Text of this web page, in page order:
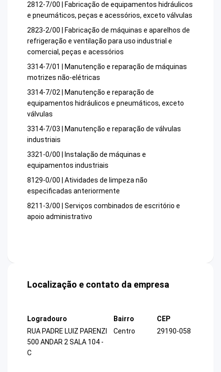
2812-7/00 | Fabricação de equipamentos hidráulicos
e pneumáticos, peças e acessórios, exceto válvulas
2823-2/00 | Fabricação de máquinas e aparelhos de
refrigeração e ventilação para uso industrial e
comercial, peças e acessórios
3314-7/01 | Manutenção e reparação de máquinas
motrizes não-elétricas
3314-7/02 | Manutenção e reparação de
equipamentos hidráulicos e pneumáticos, exceto
válvulas
3314-7/03 | Manutenção e reparação de válvulas
industriais
3321-0/00 | Instalação de máquinas e
equipamentos industriais
8129-0/00 | Atividades de limpeza não
especificadas anteriormente
8211-3/00 | Serviços combinados de escritório e
apoio administrativo
Localização e contato da empresa
Logradouro
RUA PADRE LUIZ PARENZI
500 ANDAR 2 SALA 104 -
C
Bairro
Centro
CEP
29190-058